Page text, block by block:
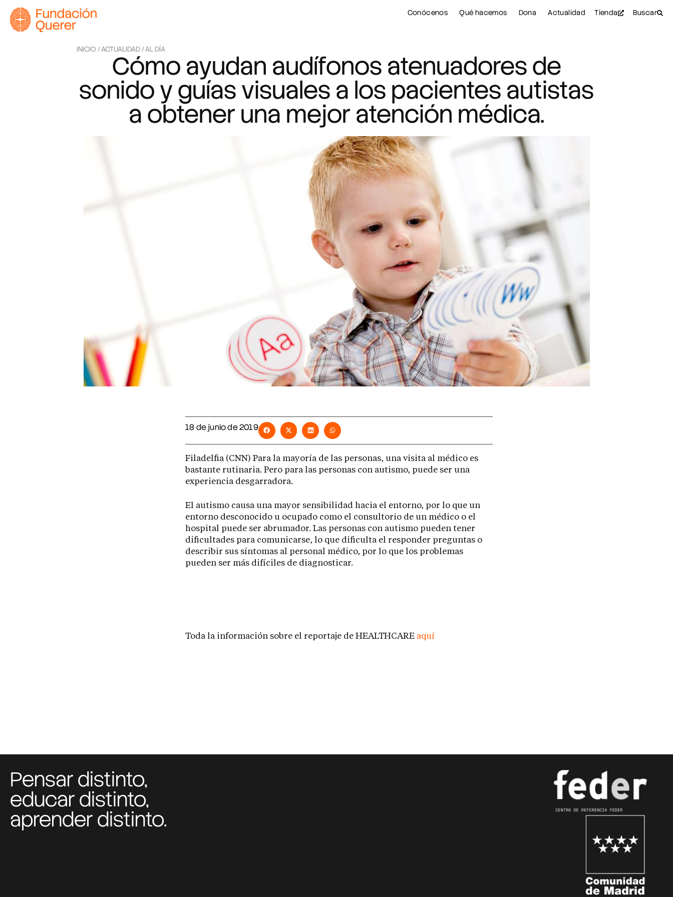
Conócenos Qué hacemos Dona Actualidad Tienda Buscar
INICIO /ACTUALIDAD /AL DÍA
Cómo ayudan audífonos atenuadores de
sonido y guías visuales a los pacientes autistas
a obtener una mejor atención médica.
18 de junio de 2019
Filadelfia (CNN) Para la mayoría de las personas, una visita al médico es
bastante rutinaria. Pero para las personas con autismo, puede ser una
experiencia desgarradora.
El autismo causa una mayor sensibilidad hacia el entorno, por lo que un
entorno desconocido u ocupado como el consultorio de un médico o el
hospital puede ser abrumador. Las personas con autismo pueden tener
dificultades para comunicarse, lo que dificulta el responder preguntas o
describir sus síntomas al personal médico, por lo que los problemas
pueden ser más difíciles de diagnosticar.
Toda la información sobre el reportaje de HEALTHCARE aquí
Pensar distinto,
educar distinto,
aprender distinto.